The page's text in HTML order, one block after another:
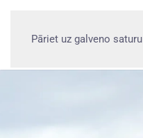
Pāriet uz galveno saturu